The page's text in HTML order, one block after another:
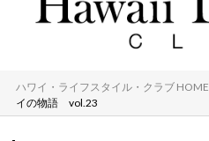
ハワイ・ライフスタイル・クラブ HOME
イの物語 vol.23